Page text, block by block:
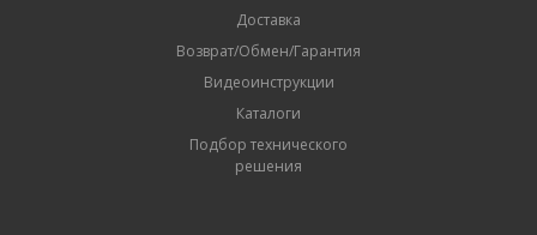
Доставка
Возврат/Обмен/Гарантия
Видеоинструкции
Каталоги
Подбор технического
решения